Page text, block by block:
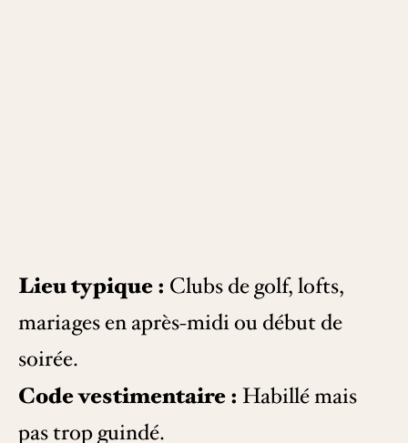
Lieu typique : Clubs de golf, lofts,
mariages en après-midi ou début de
soirée.
Code vestimentaire : Habillé mais
pas trop guindé.